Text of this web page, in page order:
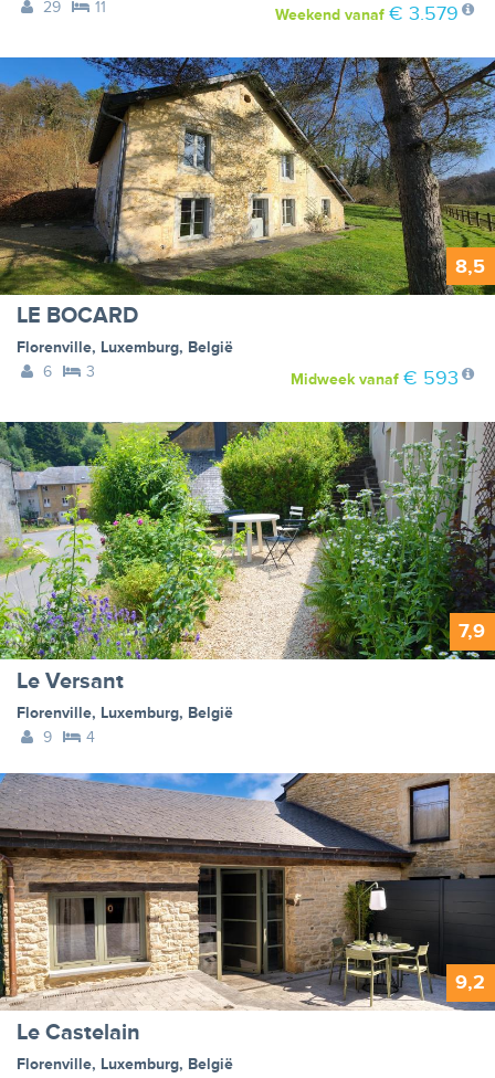
29 11 Weekendvanaf € 3.579
8,5
LE BOCARD
Florenville, Luxemburg, België
6
3 Midweekvanaf € 593
7,9
Le Versant
Florenville, Luxemburg, België
9
4
9,2
Le Castelain
Florenville, Luxemburg, België